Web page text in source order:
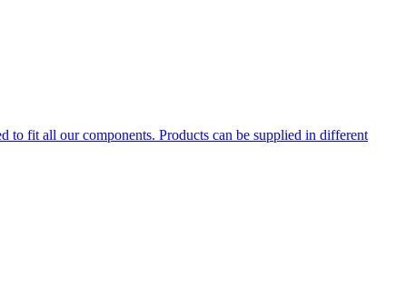
to fit all our components. Products can be supplied in different